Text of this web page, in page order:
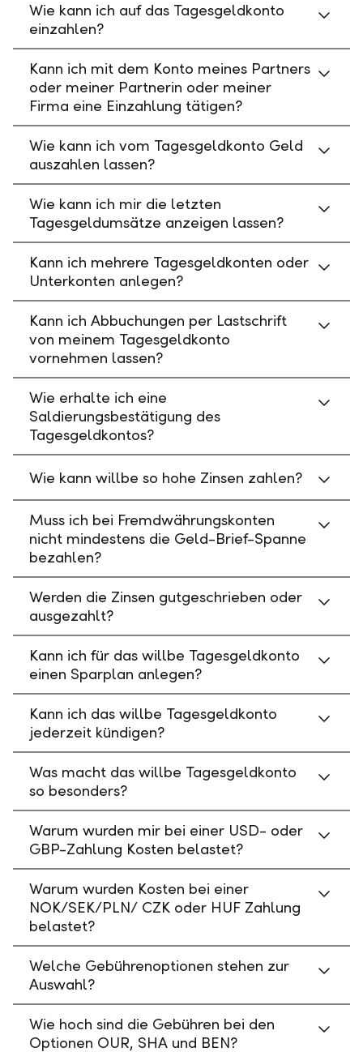
Wie kann ich auf das Tagesgeldkonto
einzahlen?
Kann ich mit dem Konto meines Partners
oder meiner Partnerin oder meiner
Firma eine Einzahlung tätigen?
Wie kann ich vom Tagesgeldkonto Geld
auszahlen lassen?
Wie kann ich mir die letzten
Tagesgeldumsätze anzeigen lassen?
Kann ich mehrere Tagesgeldkonten oder
Unterkonten anlegen?
Kann ich Abbuchungen per Lastschrift
von meinem Tagesgeldkonto
vornehmen lassen?
Wie erhalte ich eine
Saldierungsbestätigung des
Tagesgeldkontos?
Wie kann willbe so hohe Zinsen zahlen?
Muss ich bei Fremdwährungskonten
nicht mindestens die Geld-Brief-Spanne
bezahlen?
Werden die Zinsen gutgeschrieben oder
ausgezahlt?
Kann ich für das willbe Tagesgeldkonto
einen Sparplan anlegen?
Kann ich das willbe Tagesgeldkonto
jederzeit kündigen?
Was macht das willbe Tagesgeldkonto
so besonders?
Warum wurden mir bei einer USD- oder
GBP-Zahlung Kosten belastet?
Warum wurden Kosten bei einer
NOK/SEK/PLN/ CZK oder HUF Zahlung
belastet?
Welche Gebührenoptionen stehen zur
Auswahl?
Wie hoch sind die Gebühren bei den
Optionen OUR, SHA und BEN?